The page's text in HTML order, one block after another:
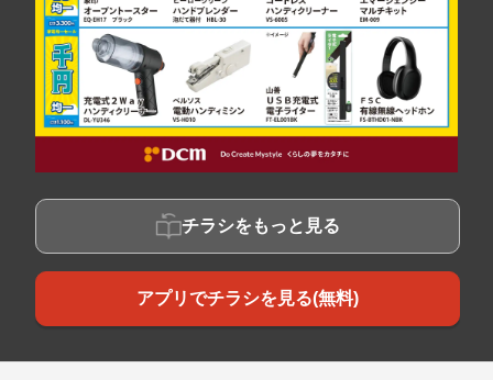
チラシをもっと見る
アプリでチラシを見る(無料)